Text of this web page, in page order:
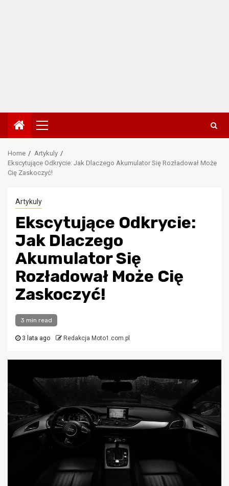
Primary
Menu
Home
Artykuly
Ekscytujące Odkrycie: Jak Dlaczego Akumulator Się Rozładował Może
Cię Zaskoczyć!
Artykuly
Ekscytujące Odkrycie:
Jak Dlaczego
Akumulator Się
Rozładował Może Cię
Zaskoczyć!
3 min read
3 lata ago Redakcja Moto1.com.pl